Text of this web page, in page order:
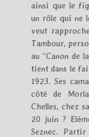
ainsi que le
un rôle qui ne
veut
Tambour,
au “Canon de
tient dans le
1923. Ses
côté de
Chelles, chez
20 juin ?
Seznec.